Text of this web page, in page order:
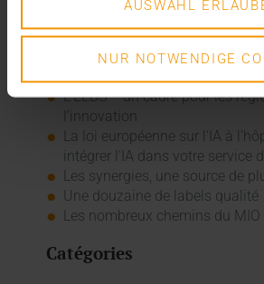
AUSWAHL
NUR NOTWENDIGE
RAPPORT - CLINIQUE DE LA SOURCE, PDF,
Articles récents
L’EEDS – un cadre pour les
l’innovation
La loi européenne sur l'IA à
intégrer l'IA dans votre service
Les synergies, une source de
Une douzaine de labels qualité
Les nombreux chemins du MIO
Catégories